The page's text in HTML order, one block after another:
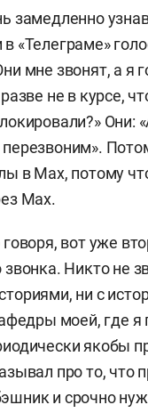
замедленно
«Телеграме»
мне звонят, а я
не в курсе,
Они:
в Max, потому
Max.
говоря, вот уже
Никто не
ни с
моей, где я
якобы
про то, что
и срочно